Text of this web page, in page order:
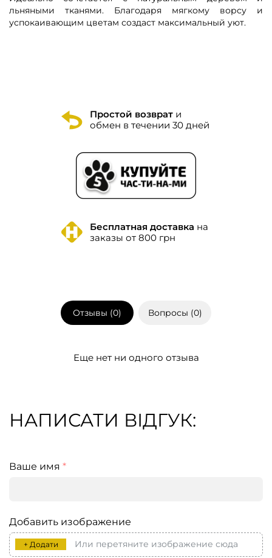
льняными тканями. Благодаря мягкому ворсу и
успокаивающим цветам создаст максимальный уют.
Простой возврати
обмен в течении 30 дней
Бесплатная доставка на
заказы от 800 грн
Отзывы (0) Вопросы (0)
Еще нет ни одного отзыва
НАПИСАТИ ВІДГУК:
Ваше имя *
Добавить изображение
+ Додати Или перетяните изображение сюда